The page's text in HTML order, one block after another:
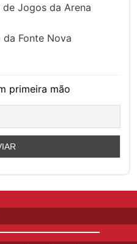
de Jogos da Arena
Fonte Nova
primeira mão